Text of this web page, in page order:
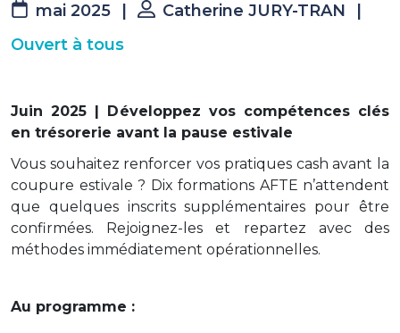
mai 2025 Catherine JURY-TRAN
Ouvert à tous
Juin 2025 | Développez vos compétences clés
en trésorerie avant la pause estivale
Vous souhaitez renforcer vos pratiques cash avant la
coupure estivale ? Dix formations AFTE n’attendent
que quelques inscrits supplémentaires pour être
confirmées. Rejoignez-les et repartez avec des
méthodes immédiatement opérationnelles.
Au programme :